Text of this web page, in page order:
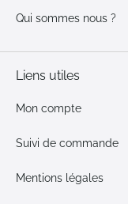
Qui sommes nous ?
Liens utiles
Mon compte
Suivi de commande
Mentions légales